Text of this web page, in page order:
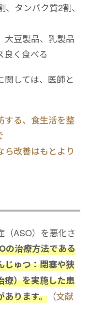
タンパク質2割、
大豆製品、乳製品
良く食べる
関しては、医師と
する、食生活を整
ら改善はもとより
（ASO）を悪化さ
の治療方法である
じゅつ：閉塞や狭
療）を実施した患
あります。 （文献